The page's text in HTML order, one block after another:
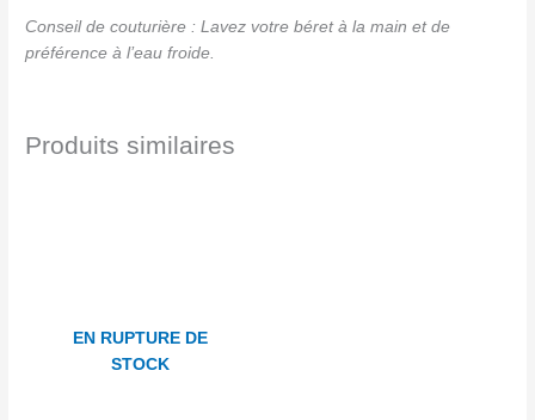
Conseil de couturière : Lavez votre béret à la main et de
préférence à l’eau froide.
Produits similaires
EN RUPTURE DE
STOCK